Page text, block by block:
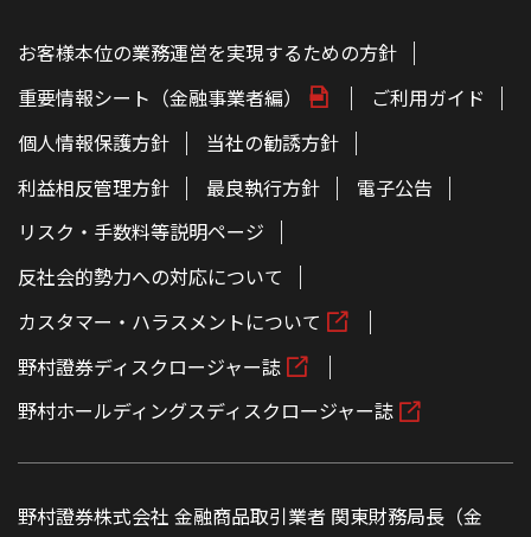
お客様本位の業務運営を実現するための方針
重要情報シート（金融事業者編）
ご利用ガイド
個人情報保護方針
当社の勧誘方針
利益相反管理方針
最良執行方針
電子公告
リスク・手数料等説明ページ
反社会的勢力への対応について
カスタマー・ハラスメントについて
野村證券ディスクロージャー誌
野村ホールディングスディスクロージャー誌
野村證券株式会社 金融商品取引業者 関東財務局長（金